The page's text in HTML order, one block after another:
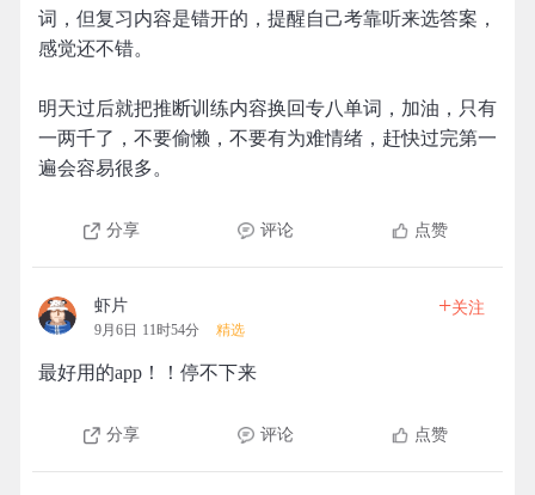
词，但复习内容是错开的，提醒自己考靠听来选答案，
感觉还不错。
明天过后就把推断训练内容换回专八单词，加油，只有
一两千了，不要偷懒，不要有为难情绪，赶快过完第一
遍会容易很多。
分享 评论 点赞
虾片
9月6日 11时54分 精选
+关注
最好用的app！！停不下来
分享 评论 点赞